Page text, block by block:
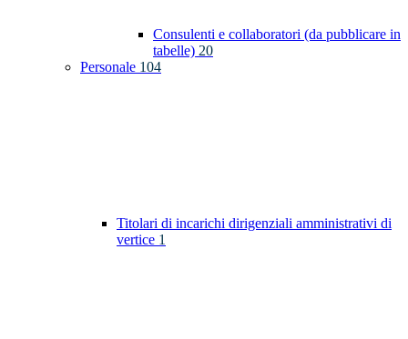
Consulenti e collaboratori (da pubblicare in
tabelle) 20
Personale 104
Titolari di incarichi dirigenziali amministrativi di
vertice 1